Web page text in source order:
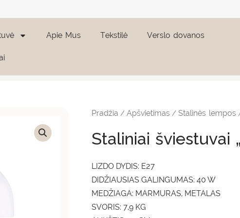
Apie Mus Tekstilė Verslo dovanos
Pradžia /Apšvietimas /Stalinės lempos
Staliniai šviestuvai
LIZDO DYDIS: E27
DIDŽIAUSIAS GALINGUMAS: 40 W
MEDŽIAGA: MARMURAS, METALAS
SVORIS: 7,9 KG
šviestuvai
baltas